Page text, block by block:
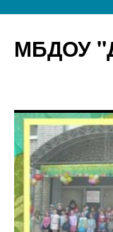
МБДОУ